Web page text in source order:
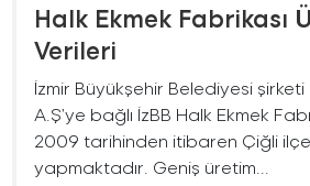
Halk Ekmek Fabrikası
Verileri
İzmir Büyükşehir Belediyesi
A.Ş’ye bağlı İzBB Halk Ekmek
2009 tarihinden itibaren Çiğli
yapmaktadır. Geniş üretim...